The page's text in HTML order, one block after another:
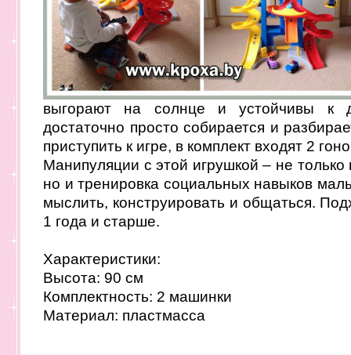
выгорают на солнце и устойчивы к
достаточно просто собирается и
приступить к игре, в комплект входят 2
Манипуляции с этой игрушкой – не
но и тренировка социальных навыков
мыслить, конструировать и общаться.
1 года и старше.
Характеристики:
Высота: 90 см
Комплектность: 2 машинки
Материал: пластмасса